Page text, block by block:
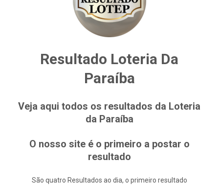
Resultado Loteria Da
Paraíba
Veja aqui todos os resultados da Loteria
da Paraíba
O nosso site é o primeiro a postar o
resultado
São quatro Resultados ao dia, o primeiro resultado